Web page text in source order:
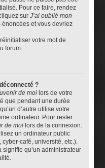
Pour ce faire, rendez
surJ’ai oublié mon
énoncées et vous devriez
votre mot de
forum.
?
de moi lors de votre
que pendant une durée
d’autre utilise votre
ordinateur. Pour rester
de moi lors de la connexion.
un ordinateur public
café, université, etc.).
signifie qu’un administrateur